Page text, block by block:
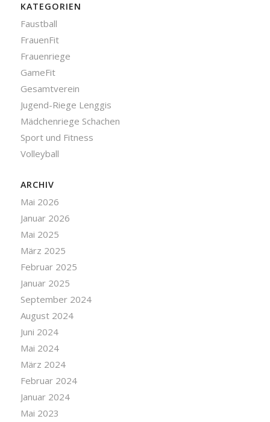
KATEGORIEN
Faustball
FrauenFit
Frauenriege
GameFit
Gesamtverein
Jugend-Riege Lenggis
Mädchenriege Schachen
Sport und Fitness
Volleyball
ARCHIV
Mai 2026
Januar 2026
Mai 2025
März 2025
Februar 2025
Januar 2025
September 2024
August 2024
Juni 2024
Mai 2024
März 2024
Februar 2024
Januar 2024
Mai 2023